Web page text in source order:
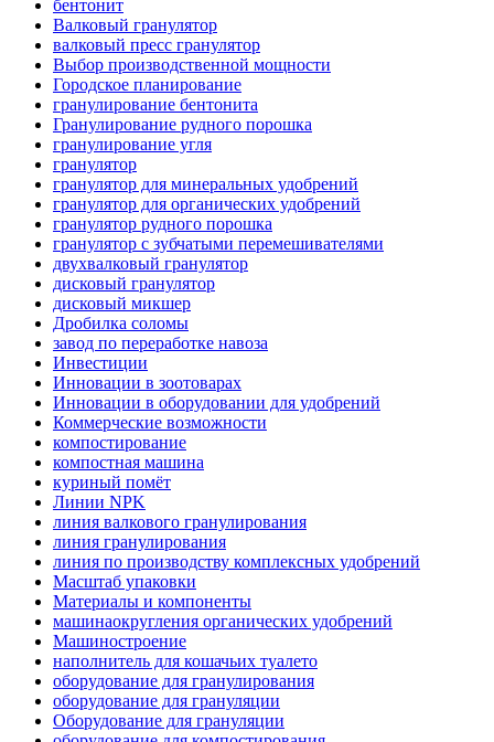
бентонит
Валковый гранулятор
валковый пресс гранулятор
Выбор производственной мощности
Городское планирование
гранулирование бентонита
Гранулирование рудного порошка
гранулирование угля
гранулятор
гранулятор для минеральных удобрений
гранулятор для органических удобрений
гранулятор рудного порошка
гранулятор с зубчатыми перемешивателями
двухвалковый гранулятор
дисковый гранулятор
дисковый микшер
Дробилка соломы
завод по переработке навоза
Инвестиции
Инновации в зоотоварах
Инновации в оборудовании для удобрений
Коммерческие возможности
компостирование
компостная машина
куриный помёт
Линии NPK
линия валкового гранулирования
линия гранулирования
линия по производству комплексных удобрений
Масштаб упаковки
Материалы и компоненты
машинаокругления органических удобрений
Машиностроение
наполнитель для кошачьих туалето
оборудование для гранулирования
оборудование для грануляции
Оборудование для грануляции